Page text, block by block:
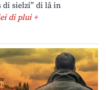
di sielzi” di lâ in
di plui +